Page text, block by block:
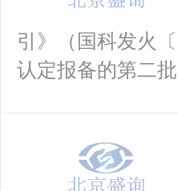
引》（国科发火
认定报备的第二